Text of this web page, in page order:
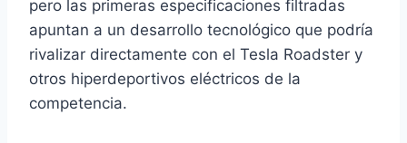
pero las primeras especificaciones filtradas
apuntan a un desarrollo tecnológico que podría
rivalizar directamente con el Tesla Roadster y
otros hiperdeportivos eléctricos de la
competencia.